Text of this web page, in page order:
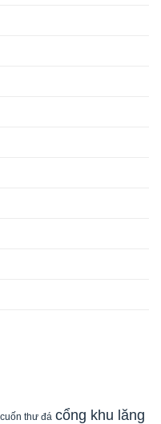
cuốn thư đá cổng khu lăng